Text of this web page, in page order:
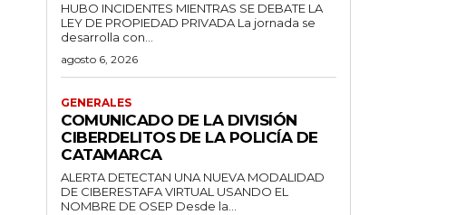
HUBO INCIDENTES MIENTRAS SE DEBATE LA
LEY DE PROPIEDAD PRIVADA La jornada se
desarrolla con...
agosto 6, 2026
GENERALES
COMUNICADO DE LA DIVISIÓN
CIBERDELITOS DE LA POLICÍA DE
CATAMARCA
ALERTA DETECTAN UNA NUEVA MODALIDAD
DE CIBERESTAFA VIRTUAL USANDO EL
NOMBRE DE OSEP Desde la...